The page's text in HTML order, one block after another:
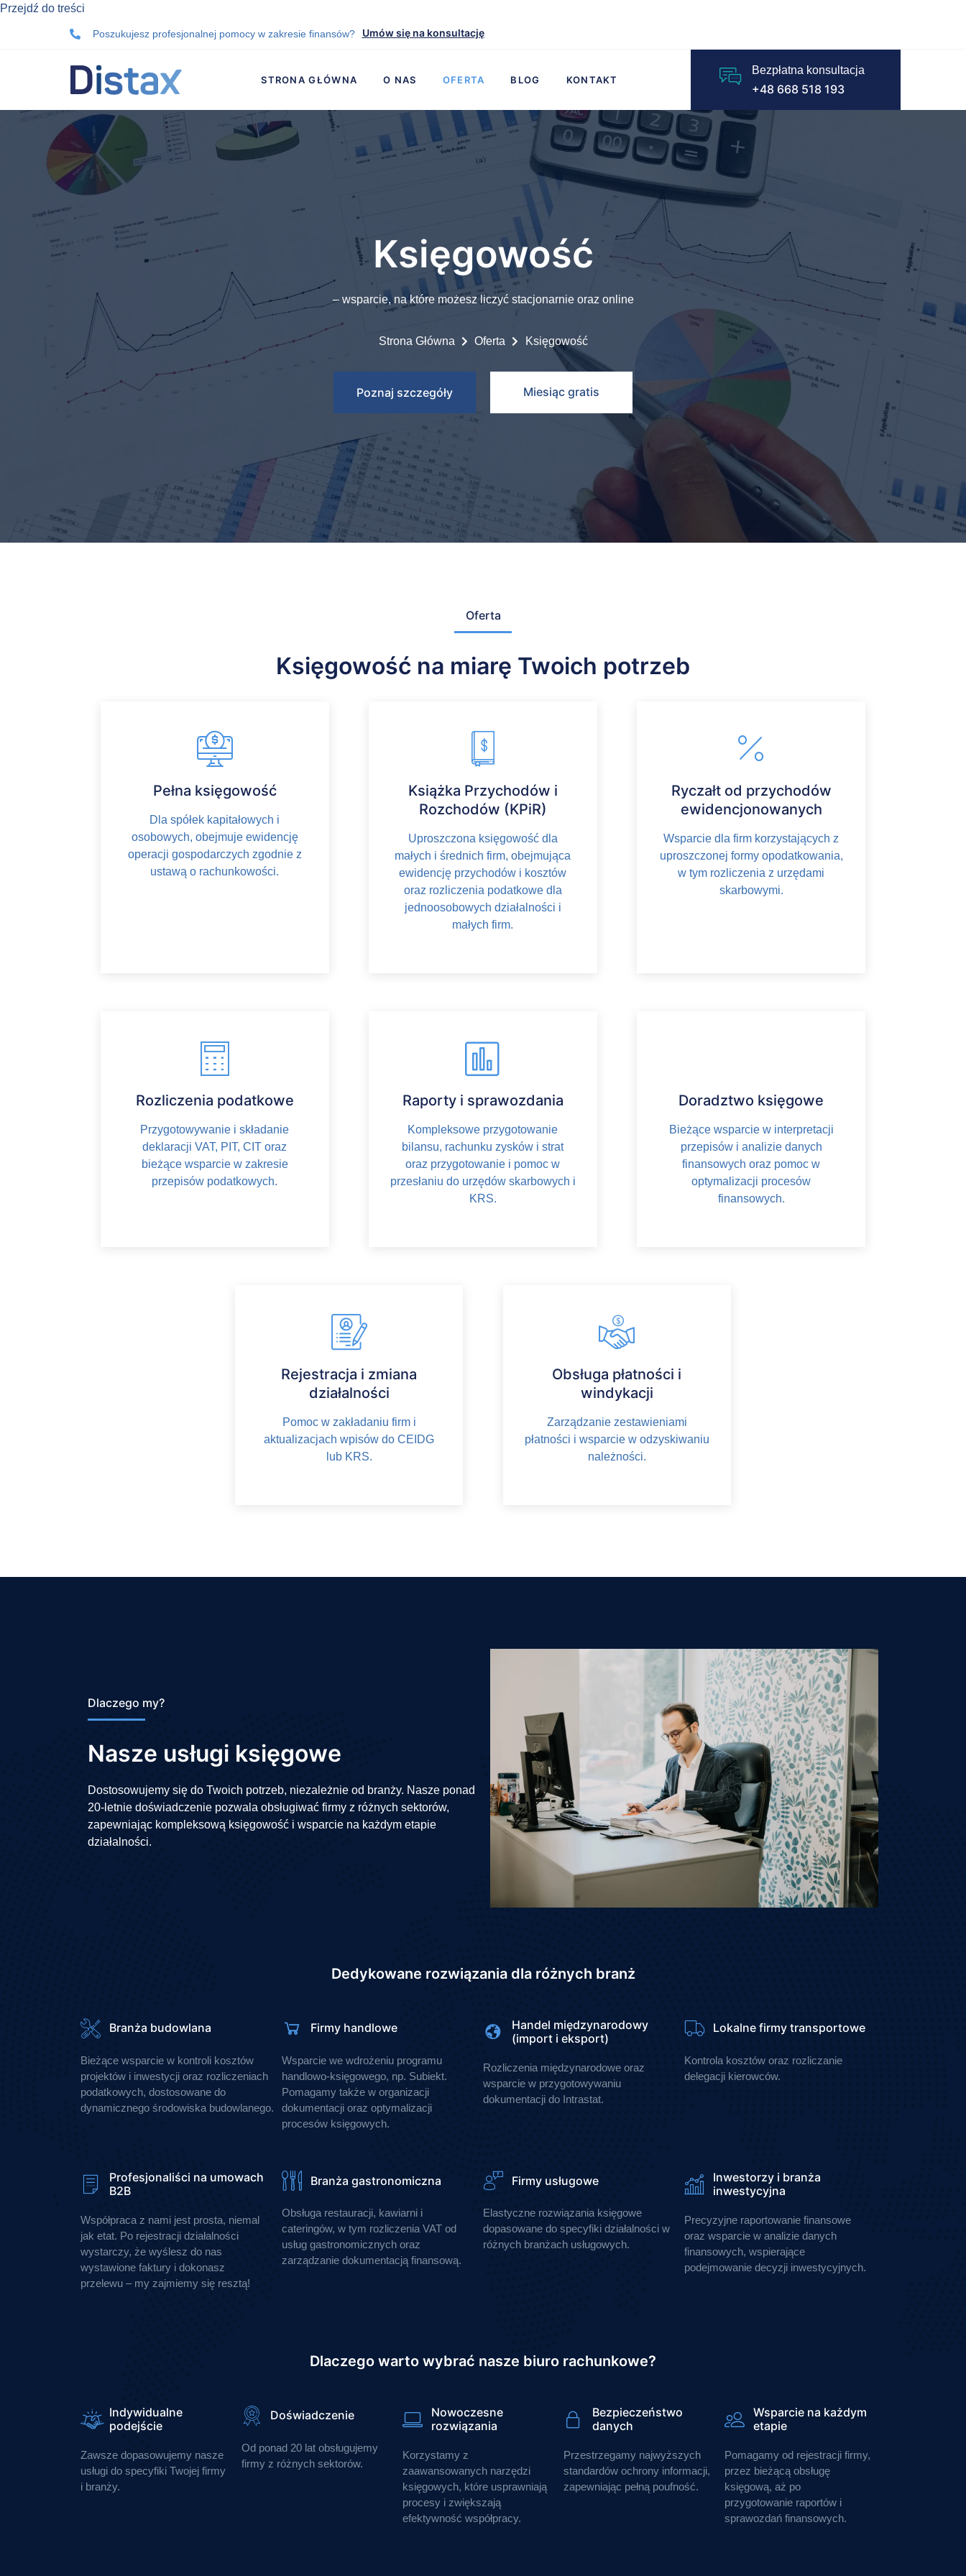
Przejdź do treści
Poszukujesz profesjonalnej pomocy w zakresie finansów? Umów się na konsultację
STRONA GŁÓWNA O NAS OFERTA BLOG KONTAKT
Bezpłatna konsultacja
+48 668 518 193
Księgowość
– wsparcie, na które możesz liczyć stacjonarnie oraz online
Strona Główna Oferta Księgowość
Poznaj szczegóły Miesiąc gratis
Oferta
Księgowość na miarę Twoich potrzeb
Pełna księgowość
Dla spółek kapitałowych i
osobowych, obejmuje ewidencję
operacji gospodarczych zgodnie z
ustawą o rachunkowości.
Książka Przychodów i
Rozchodów (KPiR)
Uproszczona księgowość dla
małych i średnich firm, obejmująca
ewidencję przychodów i kosztów
oraz rozliczenia podatkowe dla
jednoosobowych działalności i
małych firm.
Ryczałt od przychodów
ewidencjonowanych
Wsparcie dla firm korzystających z
uproszczonej formy opodatkowania,
w tym rozliczenia z urzędami
skarbowymi.
Rozliczenia podatkowe
Przygotowywanie i składanie
deklaracji VAT, PIT, CIT oraz
bieżące wsparcie w zakresie
przepisów podatkowych.
Raporty i sprawozdania
Kompleksowe przygotowanie
bilansu, rachunku zysków i strat
oraz przygotowanie i pomoc w
przesłaniu do urzędów skarbowych i
KRS.
Doradztwo księgowe
Bieżące wsparcie w interpretacji
przepisów i analizie danych
finansowych oraz pomoc w
optymalizacji procesów
finansowych.
Rejestracja i zmiana
działalności
Pomoc w zakładaniu firm i
aktualizacjach wpisów do CEIDG
lub KRS.
Obsługa płatności i
windykacji
Zarządzanie zestawieniami
płatności i wsparcie w odzyskiwaniu
należności.
Dlaczego my?
Nasze usługi księgowe
Dostosowujemy się do Twoich potrzeb, niezależnie od branży. Nasze ponad
20-letnie doświadczenie pozwala obsługiwać firmy z różnych sektorów,
zapewniając kompleksową księgowość i wsparcie na każdym etapie
działalności.
Dedykowane rozwiązania dla różnych branż
Branża budowlana
Bieżące wsparcie w kontroli kosztów
projektów i inwestycji oraz rozliczeniach
podatkowych, dostosowane do
dynamicznego środowiska budowlanego.
Firmy handlowe
Wsparcie we wdrożeniu programu
handlowo-księgowego, np. Subiekt.
Pomagamy także w organizacji
dokumentacji oraz optymalizacji
procesów księgowych.
Handel międzynarodowy
(import i eksport)
Rozliczenia międzynarodowe oraz
wsparcie w przygotowywaniu
dokumentacji do Intrastat.
Lokalne firmy transportowe
Kontrola kosztów oraz rozliczanie
delegacji kierowców.
Profesjonaliści na umowach
B2B
Współpraca z nami jest prosta, niemal
jak etat. Po rejestracji działalności
wystarczy, że wyślesz do nas
wystawione faktury i dokonasz
przelewu – my zajmiemy się resztą!
Branża gastronomiczna
Obsługa restauracji, kawiarni i
cateringów, w tym rozliczenia VAT od
usług gastronomicznych oraz
zarządzanie dokumentacją finansową.
Firmy usługowe
Elastyczne rozwiązania księgowe
dopasowane do specyfiki działalności w
różnych branżach usługowych.
Inwestorzy i branża
inwestycyjna
Precyzyjne raportowanie finansowe
oraz wsparcie w analizie danych
finansowych, wspierające
podejmowanie decyzji inwestycyjnych.
Dlaczego warto wybrać nasze biuro rachunkowe?
Indywidualne
podejście
Zawsze dopasowujemy nasze
usługi do specyfiki Twojej firmy
i branży.
Doświadczenie
Od ponad 20 lat obsługujemy
firmy z różnych sektorów.
Nowoczesne
rozwiązania
Korzystamy z
zaawansowanych narzędzi
księgowych, które usprawniają
procesy i zwiększają
efektywność współpracy.
Bezpieczeństwo
danych
Przestrzegamy najwyższych
standardów ochrony informacji,
zapewniając pełną poufność.
Wsparcie na każdym
etapie
Pomagamy od rejestracji firmy,
przez bieżącą obsługę
księgową, aż po
przygotowanie raportów i
sprawozdań finansowych.